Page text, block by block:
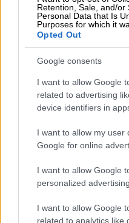
Retention, Sale, and/or
Personal Data that Is
Purposes for which it
Opted Out
Google consents
I want to allow Google
related to advertising
device identifiers in
I want to allow my user
Google for online
I want to allow Google
personalized advertising.
I want to allow Google
related to analytics like
Seurantajakson
palkkioita uusista
ohjelmistokoulutusta
olennaiseen!
Lue lisää kasvu-